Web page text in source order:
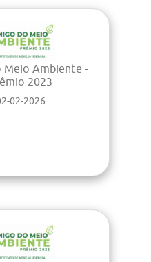
Meio Ambiente -
2023
02-2026